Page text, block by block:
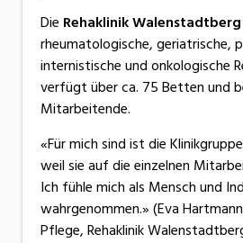
Die Rehaklinik Walenstadtberg
rheumatologische, geriatrische,
internistische und onkologische
verfügt über ca. 75 Betten und
Mitarbeitende.
«Für mich sind ist die
weil sie auf die einzelnen
Ich fühle mich als Mensch und
wahrgenommen.» (Eva
Pflege, Rehaklinik